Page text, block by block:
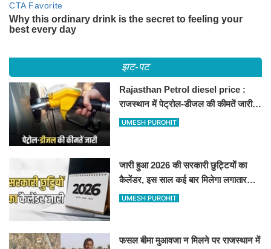
झट-पट
Rajasthan Petrol diesel price :
राजस्थान में पेट्रोल-डीजल की कीमतें जारी,
जानिए बीकानेर समेत पुरे प्रदेश में नए रेट
UMESH PUROHIT
जारी हुआ 2026 की सरकारी छुट्टियों का
कैलेंडर, इस साल कई बार मिलेगा लगातार
अवकाश, देखें
UMESH PUROHIT
फसल बीमा मुआवजा न मिलने पर राजस्थान में